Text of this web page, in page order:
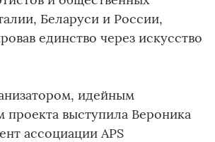
Беларуси и России,
единство через искусство
идейным
проекта выступила Вероника
ассоциации APS